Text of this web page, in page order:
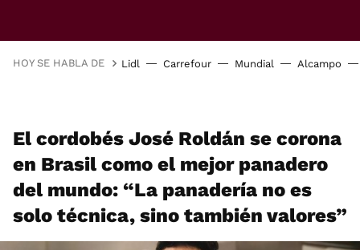
HOY SE HABLA DE Lidl Carrefour Mundial Alcampo
El cordobés José Roldán se corona
en Brasil como el mejor panadero
del mundo: “La panadería no es
solo técnica, sino también valores”